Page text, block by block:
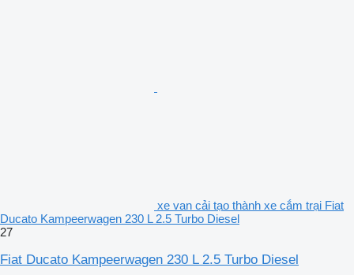
xe van cải tạo thành xe cắm trại Fiat
Ducato Kampeerwagen 230 L 2.5 Turbo Diesel
27
Fiat Ducato Kampeerwagen 230 L 2.5 Turbo Diesel